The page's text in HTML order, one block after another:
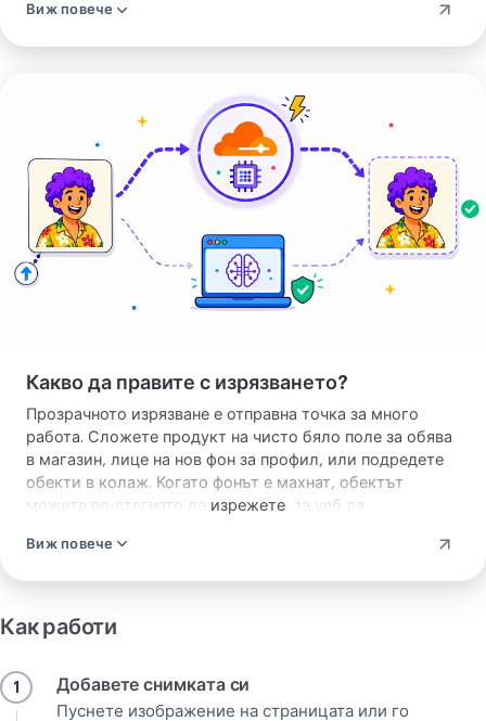
устройството ви, без нищо да излиза. Така или иначе
Виж повече
Какво да правите с изрязването?
Прозрачното изрязване е отправна точка за много
работа. Сложете продукт на чисто бяло поле за обява
в магазин, лице на нов фон за профил, или подредете
обекти в колаж. Когато фонът е махнат, обектът
можете по-стегнато да изрежете , за уеб да
според това накъде отива.
Виж повече
Как работи
1 Добавете снимката си
Пуснете изображение на страницата или го